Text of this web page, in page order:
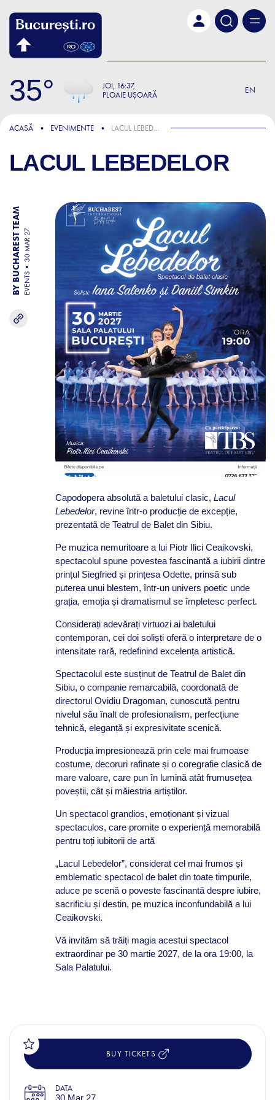
35 JOI 16:37
PLOAIE UȘOARĂ
EN
ACASĂ EVENIMENTE LACUL LEBEDELOR
LACUL LEBEDELOR
BY BUCHAREST TEAM EVENTS
30 MAR 27
Capodopera absolută a baletului clasic, Lacul
Lebedelor, revine într-o producție de excepție,
prezentată de Teatrul de Balet din Sibiu.
Pe muzica nemuritoare a lui Piotr Ilici Ceaikovski,
spectacolul spune povestea fascinantă a iubirii dintre
prințul Siegfried și prințesa Odette, prinsă sub
puterea unui blestem, într-un univers poetic unde
grația, emoția și dramatismul se împletesc perfect.
Considerați adevărați virtuozi ai baletului
contemporan, cei doi soliști oferă o interpretare de o
intensitate rară, redefinind excelența artistică.
Spectacolul este susținut de Teatrul de Balet din
Sibiu, o companie remarcabilă, coordonată de
directorul Ovidiu Dragoman, cunoscută pentru
nivelul său înalt de profesionalism, perfecțiune
tehnică, eleganță și expresivitate scenică.
Producția impresionează prin cele mai frumoase
costume, decoruri rafinate și o coregrafie clasică de
mare valoare, care pun în lumină atât frumusețea
poveștii, cât și măiestria artiștilor.
Un spectacol grandios, emoționant și vizual
spectaculos, care promite o experiență memorabilă
pentru toți iubitorii de artă
„Lacul Lebedelor”, considerat cel mai frumos și
emblematic spectacol de balet din toate timpurile,
aduce pe scenă o poveste fascinantă despre iubire,
sacrificiu și destin, pe muzica inconfundabilă a lui
Ceaikovski.
Vă invităm să trăiți magia acestui spectacol
extraordinar pe 30 martie 2027, de la ora 19:00, la
Sala Palatului.
BUY TICKETS
DATA
30 Mar 27